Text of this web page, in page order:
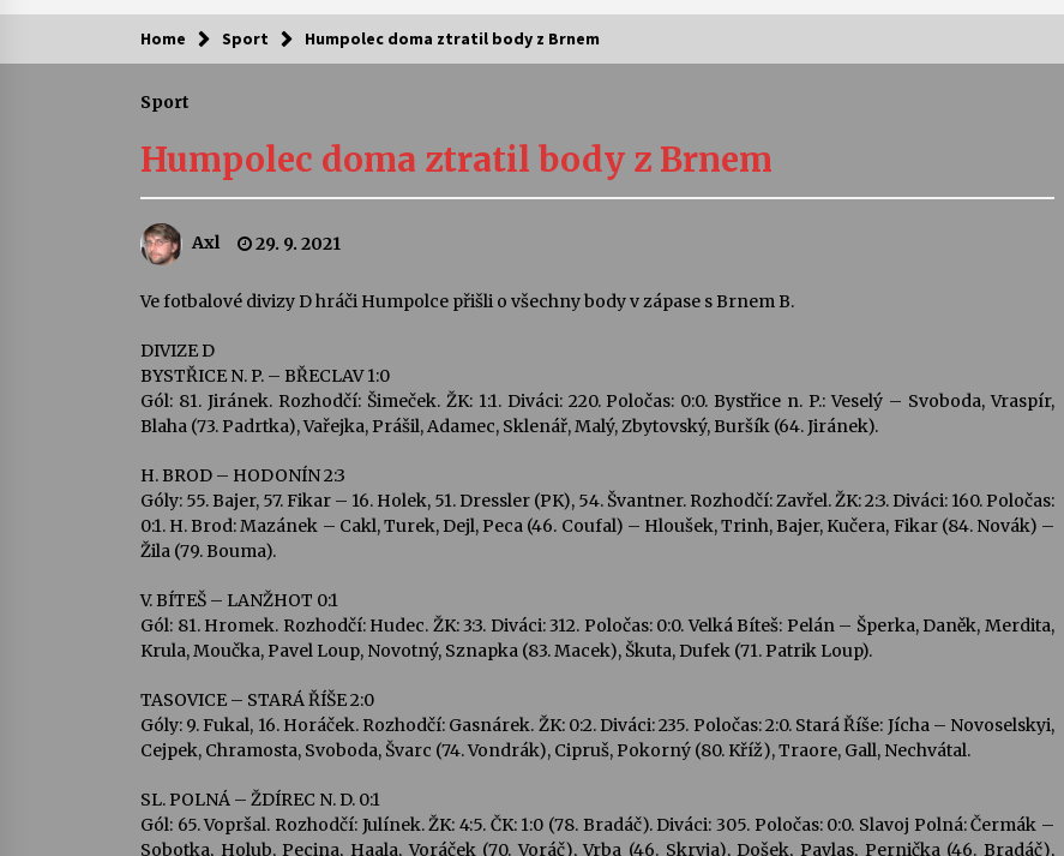
Kam za kulturou?
Camerata a Sukuba Ensemble
4. 8. 2026 30. 7. 2026
Pozvánka na integrační festival
Quijotova šedesátka: 28. 7.–1. 8.
28. 7. 2026
Miller
22. 7. 2026
Želivě ožije odkaz Josefa Čapka
13. 7. 2026 3. 7. 2026
Home Sport Humpolec doma ztratil body z Brnem
Sport
Humpolec doma ztratil body z Brnem
Axl 29. 9. 2021
Ve fotbalové divizy D hráči Humpolce přišli o všechny body v zápase s Brnem B.
DIVIZE D
BYSTŘICE N. P. – BŘECLAV 1:0
Gól: 81. Jiránek. Rozhodčí: Šimeček. ŽK: 1:1. Diváci: 220. Poločas: 0:0. Bystřice n. P.: Veselý – Svoboda, Vraspír,
Blaha (73. Padrtka), Vařejka, Prášil, Adamec, Sklenář, Malý, Zbytovský, Buršík (64. Jiránek).
H. BROD – HODONÍN 2:3
Góly: 55. Bajer, 57. Fikar – 16. Holek, 51. Dressler (PK), 54. Švantner. Rozhodčí: Zavřel. ŽK: 2:3. Diváci: 160. Poločas:
0:1. H. Brod: Mazánek – Cakl, Turek, Dejl, Peca (46. Coufal) – Hloušek, Trinh, Bajer, Kučera, Fikar (84. Novák) –
Žila (79. Bouma).
V. BÍTEŠ – LANŽHOT 0:1
Gól: 81. Hromek. Rozhodčí: Hudec. ŽK: 3:3. Diváci: 312. Poločas: 0:0. Velká Bíteš: Pelán – Šperka, Daněk, Merdita,
Krula, Moučka, Pavel Loup, Novotný, Sznapka (83. Macek), Škuta, Dufek (71. Patrik Loup).
TASOVICE – STARÁ ŘÍŠE 2:0
Góly: 9. Fukal, 16. Horáček. Rozhodčí: Gasnárek. ŽK: 0:2. Diváci: 235. Poločas: 2:0. Stará Říše: Jícha – Novoselskyi,
Cejpek, Chramosta, Svoboda, Švarc (74. Vondrák), Cipruš, Pokorný (80. Kříž), Traore, Gall, Nechvátal.
SL. POLNÁ – ŽDÍREC N. D. 0:1
Gól: 65. Vopršal. Rozhodčí: Julínek. ŽK: 4:5. ČK: 1:0 (78. Bradáč). Diváci: 305. Poločas: 0:0. Slavoj Polná: Čermák –
Sobotka, Holub, Pecina, Haala, Voráček (70. Voráč), Vrba (46. Skryja), Došek, Pavlas, Pernička (46. Bradáč),